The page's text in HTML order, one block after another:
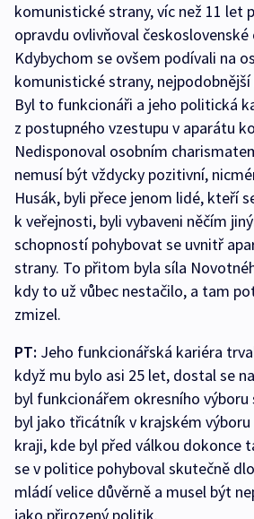
komunistické strany, víc než 11 let
opravdu ovlivňoval
Kdybychom se ovšem podívali na
komunistické strany, nejpodobnější
Byl to funkcionáři a jeho politická
z postupného vzestupu v aparátu
Nedisponoval osobním
nemusí být vždycky pozitivní,
Husák, byli přece jenom lidé, kteří
k veřejnosti, byli vybaveni něčím
schopností pohybovat se uvnitř
strany. To přitom byla síla
kdy to už vůbec nestačilo, a tam
zmizel.
PT: Jeho funkcionářská kariéra
když mu bylo asi 25 let, dostal se
byl funkcionářem okresního výboru
byl jako třicátník v krajském výboru
kraji, kde byl před válkou dokonce
se v politice pohyboval skutečně
mládí velice důvěrně a musel být